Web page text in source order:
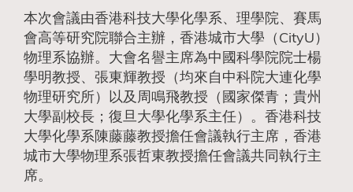
本次會議由香港科技大學化學系、理學院、賽馬
會高等研究院聯合主辦，香港城市大學（CityU）
物理系協辦。大會名譽主席為中國科學院院士楊
學明教授、張東輝教授（均來自中科院大連化學
物理研究所）以及周鳴飛教授（國家傑青；貴州
大學副校長；復旦大學化學系主任）。香港科技
大學化學系陳藤藤教授擔任會議執行主席，香港
城市大學物理系張哲東教授擔任會議共同執行主
席。